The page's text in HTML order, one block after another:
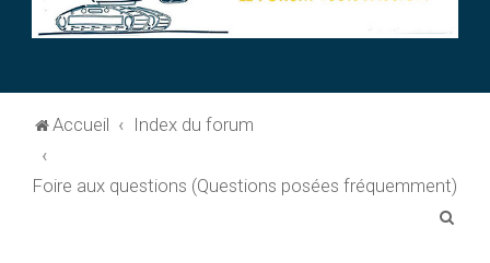
Accueil Index du forum
Foire aux questions (Questions posées fréquemment)